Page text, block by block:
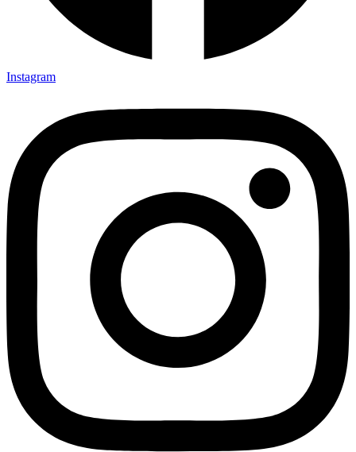
Instagram